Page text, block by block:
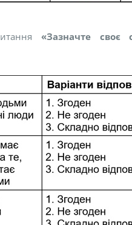
«Зазначте своє